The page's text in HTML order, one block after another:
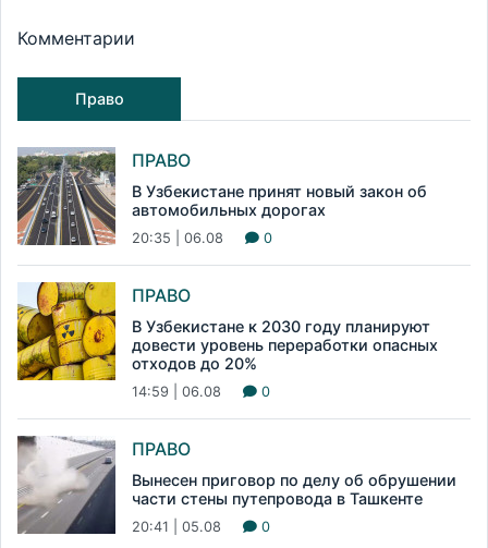
Комментарии
Право
ПРАВО
В Узбекистане принят новый закон об
автомобильных дорогах
20:35 | 06.08 0
ПРАВО
В Узбекистане к 2030 году планируют
довести уровень переработки опасных
отходов до 20%
14:59 | 06.08 0
ПРАВО
Вынесен приговор по делу об обрушении
части стены путепровода в Ташкенте
20:41 | 05.08 0